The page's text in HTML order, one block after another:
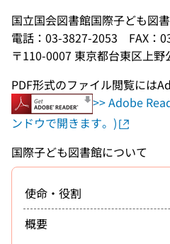
国立国会図書館国際子ども図
電話：03-3827-2053 FAX：
〒110-0007 東京都台東区上野
PDF形式のファイル閲覧には
>> Adobe
ンドウで開きます。)
国際子ども図書館について
使命・役割
概要